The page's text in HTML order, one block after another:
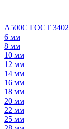
А500С ГОСТ
6 мм
8 мм
10 мм
12 мм
14 мм
16 мм
18 мм
20 мм
22 мм
25 мм